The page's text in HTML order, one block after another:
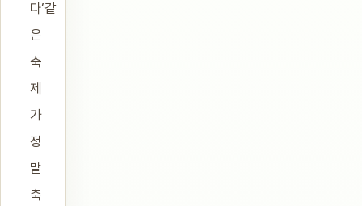
다’같
은
축
제
가
정
말
축